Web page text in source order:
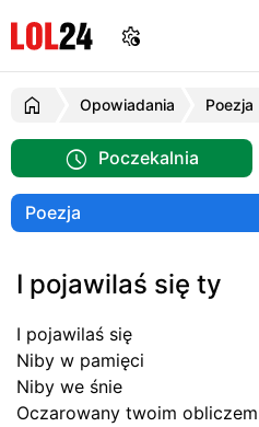
Opowiadania Poezja
Poczekalnia
I pojawilaś się ty
I pojawilaś się
Niby w pamięci
Niby we śnie
Oczarowany twoim obliczem